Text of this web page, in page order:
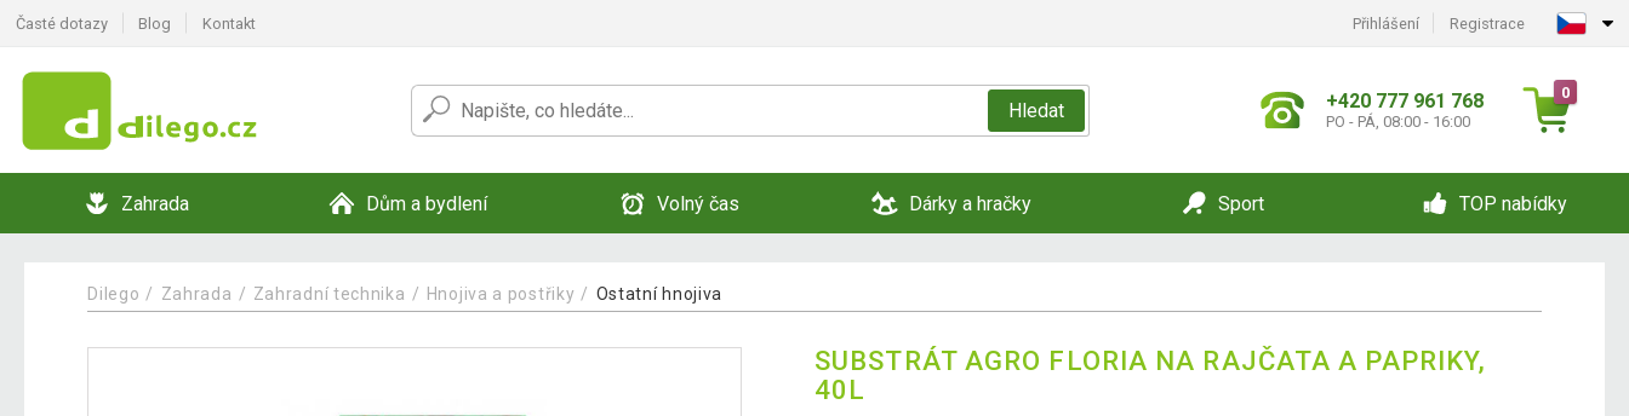
Časté dotazy Blog Kontakt Přihlášení Registrace
Hledat +420 777 961 768
PO - PÁ, 08:00 - 16:00
0
Zahrada Dům a bydlení Volný čas Dárky a hračky Sport TOP nabídky
Dilego Zahrada Zahradní technika Hnojiva a postřiky Ostatní hnojiva
SUBSTRÁT AGRO FLORIA NA RAJČATA A PAPRIKY,
40L